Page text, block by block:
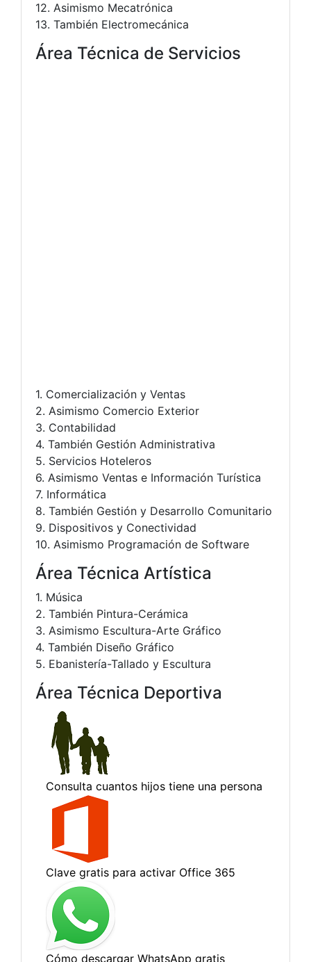
12. Asimismo Mecatrónica
13. También Electromecánica
Área Técnica de Servicios
1. Comercialización y Ventas
2. Asimismo Comercio Exterior
3. Contabilidad
4. También Gestión Administrativa
5. Servicios Hoteleros
6. Asimismo Ventas e Información Turística
7. Informática
8. También Gestión y Desarrollo Comunitario
9. Dispositivos y Conectividad
10. Asimismo Programación de Software
Área Técnica Artística
1. Música
2. También Pintura-Cerámica
3. Asimismo Escultura-Arte Gráfico
4. También Diseño Gráfico
5. Ebanistería-Tallado y Escultura
Área Técnica Deportiva